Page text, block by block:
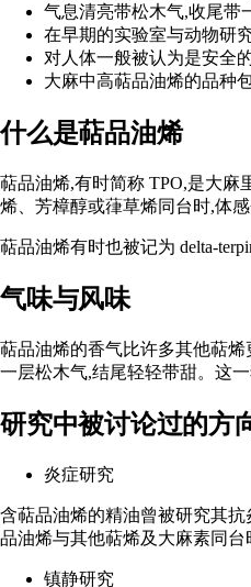
气息清亮带松木气,收尾带
在早期的实验室与动物研
对人体一般被认为是安全
大麻中高萜品油烯的品种包
什么是萜品油烯
萜品油烯,有时简称 TPO,是大
烯
芳樟醇或葎草烯同台时,体
萜品油烯有时也被记为 delta-
气味与风味
萜品油烯的香气比许多其他萜
一层松木气,结尾轻轻带甜。这
研究中被讨论过的方
炎症研究
含萜品油烯的精油曾被研究其抗
品油烯与其他萜烯及大麻素同台
镇静研究